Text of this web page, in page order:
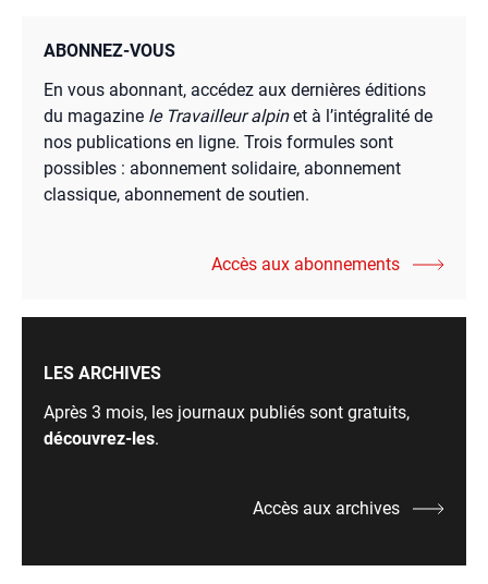
ABONNEZ-VOUS
En vous abonnant, accédez aux dernières éditions
du magazine le Travailleur alpinet à l’intégralité de
nos publications en ligne. Trois formules sont
possibles : abonnement solidaire, abonnement
classique, abonnement de soutien.
Accès aux abonnements
LES ARCHIVES
Après 3 mois, les journaux publiés sont gratuits,
découvrez-les.
Accès aux archives